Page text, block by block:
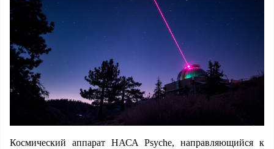
Космический аппарат НАСА Psyche, направляющийся к